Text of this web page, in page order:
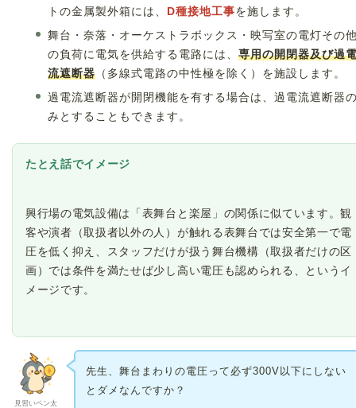
トの金属製外箱には、
D種接地工事を施します。
舞台・奈落・オーケストラボックス・映写室の電灯その
の負荷に電気を供給する電路には、 専用の開閉器及び過
流遮断器 （多線式電路の中性極を除く）を施設します。
過電流遮断器が開閉機能を有する場合は、過電流遮断器
みとすることもできます。
たとえ話でイメージ
興行場の電気設備は「表舞台と楽屋」の関係に似ています。観
客や演者（取扱者以外の人）が触れる表舞台では安全第一で電
圧を低く抑え、スタッフだけが扱う舞台機構（取扱者だけの区
画）では条件を満たせば少し高い電圧も認められる、というイ
メージです。
見習いペン太
先生、舞台まわりの電圧って必ず300V以下にしない
とダメなんですか？